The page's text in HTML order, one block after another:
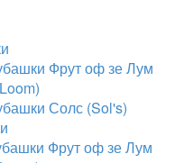
Фрут оф зе Лум
Солс (Sol's)
Фрут оф зе Лум